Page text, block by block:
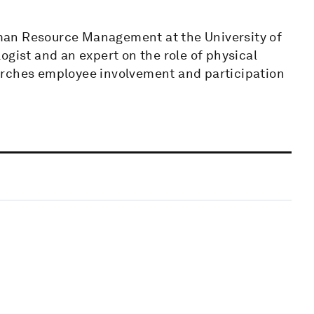
Resource Management at the University of
and an expert on the role of physical
employee involvement and participation